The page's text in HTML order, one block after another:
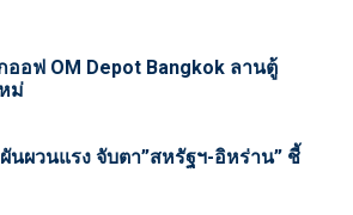
ออฟ OM Depot Bangkok ลานตู้
ม่
นผวนแรง จับตา”สหรัฐฯ-อิหร่าน” ชี้